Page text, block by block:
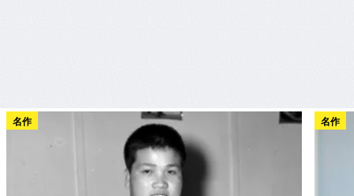
名作 名作